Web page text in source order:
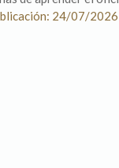
24/07/